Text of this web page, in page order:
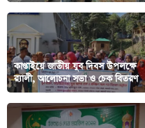
কাপ্তাইয়ে জাতীয় যুব দিবস উপলক্ষে
র‍্যালী, আলোচনা সভা ও চেক বিতরণ